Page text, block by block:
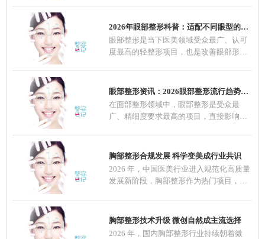
2026年眼部整形科普：适配不同眼型的整形方案
眼部整形是当下医美领域受众最广、认可
度最高的轻整形项目，也是改善眼部形
眼部整形资讯：2026眼部整形流行趋势，自然定
在面部整形领域中，眼部整形是受众最
广、精细度要求最高的项目，直接影响面
胸部整形合规发展 科学变美成行业共识
2026 年，中国医美行业进入规范化高质量
发展新阶段，胸部整形作为热门项目，在
胸部整形技术升级 微创自然成主流选择
2026 年，国内胸部整形行业持续朝着微